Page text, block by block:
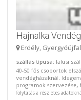
Hajnalka
Erdély,
szállás típusa: falusi
40-50 fős csoportok
vendégházaknál.
programok szervezése,
folytatás a részletes